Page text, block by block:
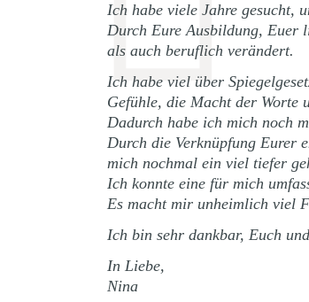
Ich habe viele Jahre gesucht,
Durch Eure Ausbildung, Euer
als auch beruflich verändert.
Ich habe viel über
Gefühle, die Macht der Worte
Dadurch habe ich mich noch
Durch die Verknüpfung Eurer
mich nochmal ein viel tiefer
Ich konnte eine für mich
Es macht mir unheimlich viel
Ich bin sehr dankbar, Euch
In Liebe,
Nina